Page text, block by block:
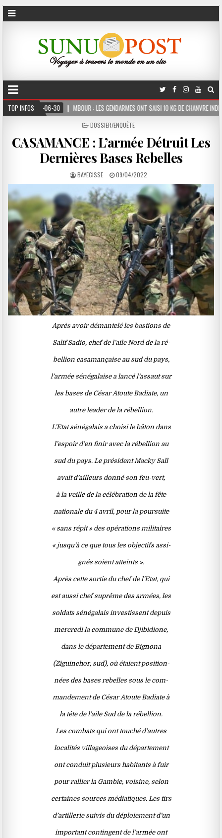
TOP INFOS
MBOUR : LES GENDARMES ONT SAISI 10 KG DE CHANVRE INDIEN DISSIMULÉS DANS LE
POSTED
DOSSIER/ENQUÊTE
CASAMANCE : L’armée Détruit Les
Dernières Bases Rebelles
BAYECISSE 09/04/2022
Après avoir démantelé les bastions de
Salif Sadio, chef de l’aile Nord de la ré-
bellion casamançaise au sud du pays,
l’armée sénégalaise a lancé l’assaut sur
les bases de César Atoute Badiate, un
autre leader de la rébellion.
L’Etat sénégalais a choisi le bâton dans
l’espoir d’en finir avec la rébellion au
sud du pays. Le président Macky Sall
avait d’ailleurs donné son feu-vert,
à la veille de la célébration de la fête
nationale du 4 avril, pour la poursuite
« sans répit » des opérations militaires
« jusqu’à ce que tous les objectifs assi-
gnés soient atteints ».
Après cette sortie du chef de l’Etat, qui
est aussi chef suprême des armées, les
soldats sénégalais investissent depuis
mercredi la commune de Djibidione,
dans le département de Bignona
(Ziguinchor, sud), où étaient position-
nées des bases rebelles sous le com-
mandement de César Atoute Badiate à
la tête de l’aile Sud de la rébellion.
Les combats qui ont touché d’autres
localités villageoises du département
ont conduit plusieurs habitants à fuir
pour rallier la Gambie, voisine, selon
certaines sources médiatiques. Les tirs
d’artillerie suivis du déploiement d’un
important contingent de l’armée ont